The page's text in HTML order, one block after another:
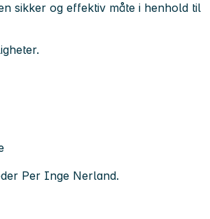
sikker og effektiv måte i henhold til
Per Inge Nerland.